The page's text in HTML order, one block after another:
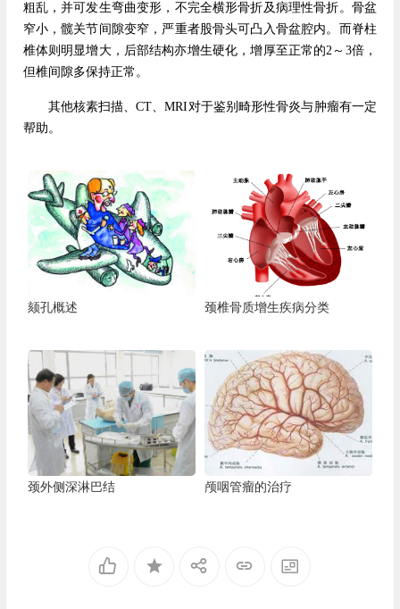
粗乱，并可发生弯曲变形，不完全横形骨折及病理性骨折。骨盆
窄小，髋关节间隙变窄，严重者股骨头可凸入骨盆腔内。而脊柱
椎体则明显增大，后部结构亦增生硬化，增厚至正常的2～3倍，
但椎间隙多保持正常。
其他核素扫描、CT、MRI对于鉴别畸形性骨炎与肿瘤有一定
帮助。
颏孔概述 颈椎骨质增生疾病分类
颈外侧深淋巴结 颅咽管瘤的治疗